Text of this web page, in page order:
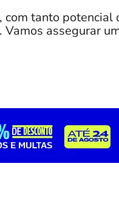
com tanto potencial
assegurar